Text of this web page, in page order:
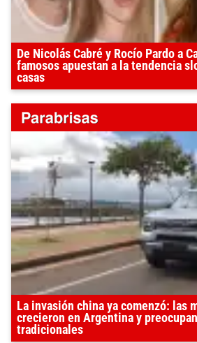
De Nicolás Cabré y Rocío Pardo a
famosos apuestan a la tendencia
casas
La invasión china ya comenzó: las
crecieron en Argentina y
tradicionales